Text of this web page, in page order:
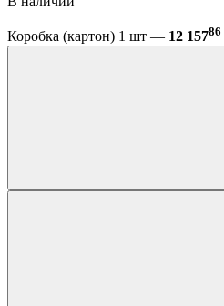
Коробка (картон) 1 шт — 12 15786